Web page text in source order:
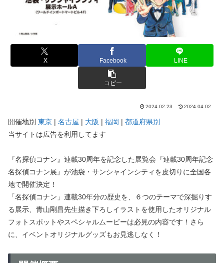
X Facebook LINE
コピー
2024.02.23 2024.04.02
開催地別 東京 | 名古屋 | 大阪 | 福岡 | 都道府県別
当サイトは広告を利用してます
『名探偵コナン』連載30周年を記念した展覧会『連載30周年記念
名探偵コナン展』が池袋・サンシャインシティを皮切りに全国各
地で開催決定！
「名探偵コナン」連載30年分の歴史を、６つのテーマで深掘りす
る展示、青山剛昌先生描き下ろしイラストを使用したオリジナル
フォトスポットやスペシャルムービーは必見の内容です！さら
に、イベントオリジナルグッズもお見逃しなく！